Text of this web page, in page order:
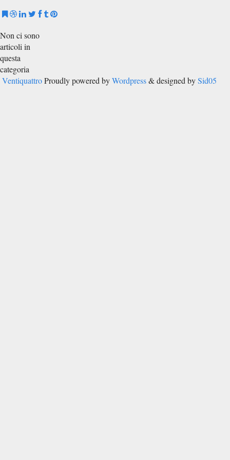
Non ci sono
articoli in
questa
categoria
Ventiquattro Proudly powered byWordpress& designed bySid05